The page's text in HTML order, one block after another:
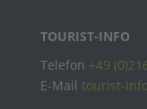
TOURIST-INFO
Telefon +49
E-Mail tourist-